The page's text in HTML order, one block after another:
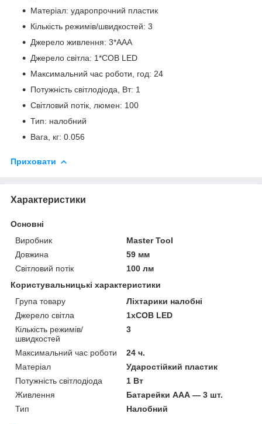
Матеріал: ударопрочний пластик
Кількість режимів/швидкостей: 3
Джерело живлення: 3*ААА
Джерело світла: 1*COB LED
Максимальний час роботи, год: 24
Потужність світлодіода, Вт: 1
Світловий потік, люмен: 100
Тип: налобний
Вага, кг: 0.056
Приховати
Характеристики
Основні
Виробник
Master Tool
Довжина
59 мм
Світловий потік
100 лм
Користувальницькі характеристики
Група товару
Ліхтарики налобні
Джерело світла
1хCOB LED
Кількість режимів/
швидкостей
3
Максимальний час роботи
24 ч.
Матеріал
Ударостійкий пластик
Потужність світлодіода
1 Вт
Живлення
Батарейки ААА — 3 шт.
Тип
Налобний